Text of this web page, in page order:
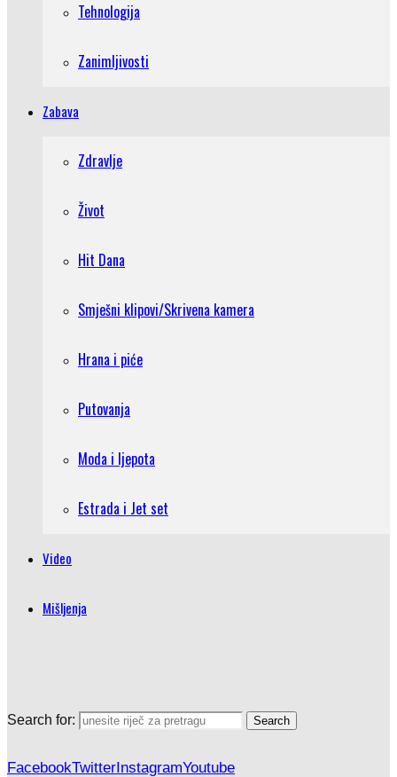
Tehnologija
Zanimljivosti
Zabava
Zdravlje
Život
Hit Dana
Smješni klipovi/Skrivena kamera
Hrana i piće
Putovanja
Moda i ljepota
Estrada i Jet set
Video
Mišljenja
Search for: Search
FacebookTwitterInstagramYoutube